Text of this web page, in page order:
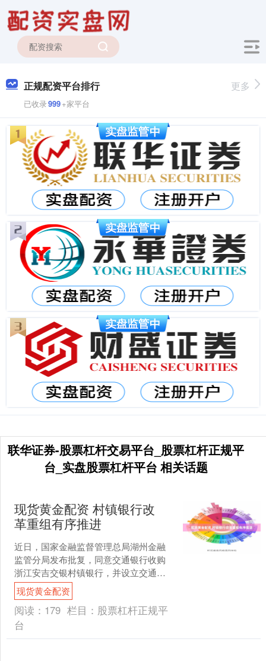
正规配资平台排行
已收录999+家平台
更多
联华证券-股票杠杆交易平台_股票杠杆正规平
台_实盘股票杠杆平台 相关话题
现货黄金配资 村镇银行改
革重组有序推进
近日，国家金融监督管理总局湖州金融
监管分局发布批复，同意交通银行收购
浙江安吉交银村镇银行，并设立交通银
行湖州安吉支行、湖州安吉梅溪支行、
湖州安吉天荒坪支行。 村....
现货黄金配资
阅读： 179 栏目： 股票杠杆正规平
台